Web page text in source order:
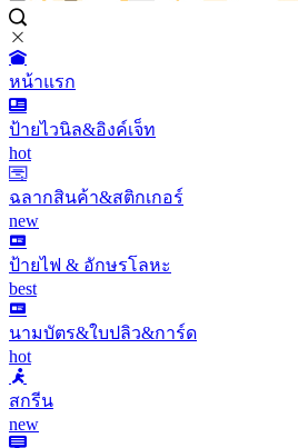
หน้าแรก
ป้ายไวนิล&อิงค์เจ็ท
hot
ฉลากสินค้า&สติกเกอร์
new
ป้ายไฟ & อักษรโลหะ
best
นามบัตร&ใบปลิว&การ์ด
hot
สกรีน
new